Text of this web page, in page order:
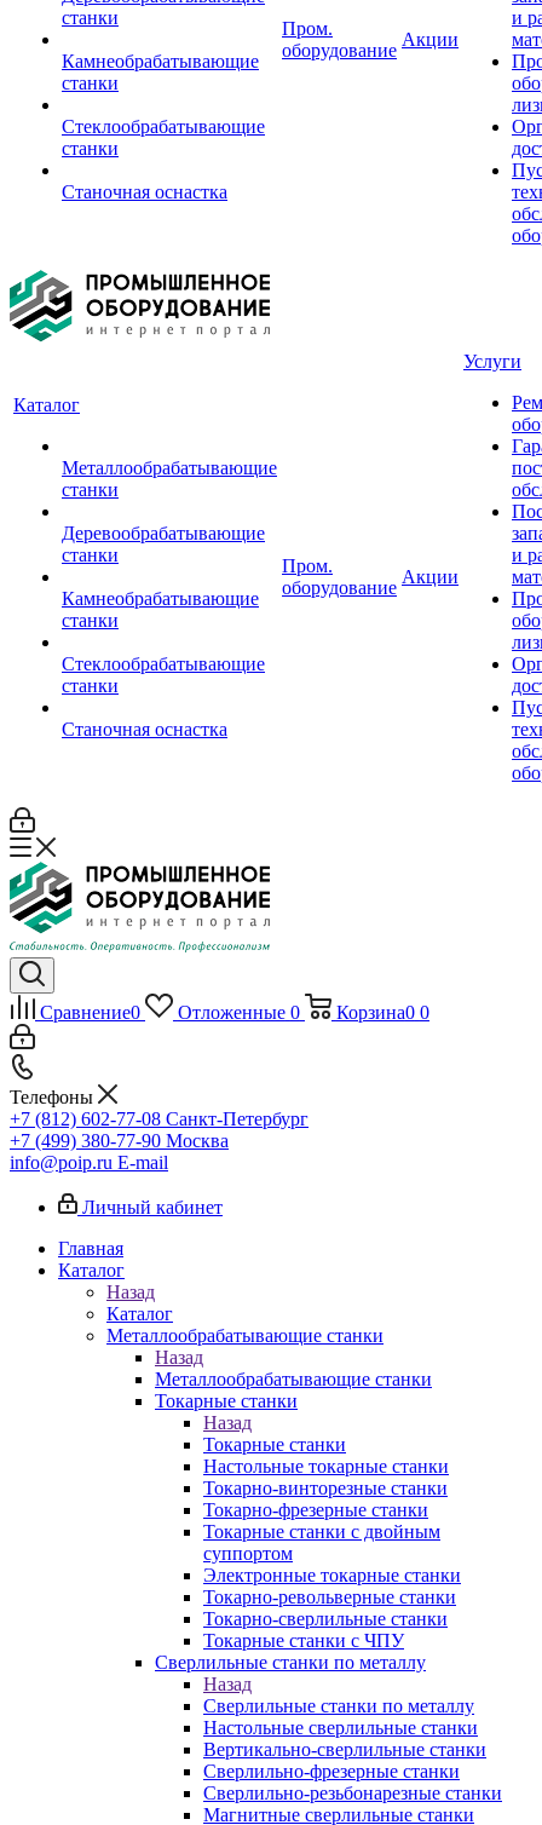
станки
Камнеобрабатывающие
станки
Стеклообрабатывающие
станки
Станочная оснастка
Пром.
оборудование
Акции
и
Каталог
Металлообрабатывающие
станки
Деревообрабатывающие
станки
Камнеобрабатывающие
станки
Стеклообрабатывающие
станки
Станочная оснастка
Пром.
оборудование
Акции
Услуги
и
Сравнение0 Отложенные 0 Корзина0 0
Телефоны
+7 (812) 602-77-08 Санкт-Петербург
+7 (499) 380-77-90 Москва
info@poip.ru E-mail
Личный кабинет
Главная
Каталог
Назад
Каталог
Металлообрабатывающие станки
Назад
Металлообрабатывающие станки
Токарные станки
Назад
Токарные станки
Настольные токарные станки
Токарно-винторезные станки
Токарно-фрезерные станки
Токарные станки с двойным
суппортом
Электронные токарные станки
Токарно-револьверные станки
Токарно-сверлильные станки
Токарные станки с ЧПУ
Сверлильные станки по металлу
Назад
Сверлильные станки по металлу
Настольные сверлильные станки
Вертикально-сверлильные станки
Сверлильно-фрезерные станки
Сверлильно-резьбонарезные станки
Магнитные сверлильные станки